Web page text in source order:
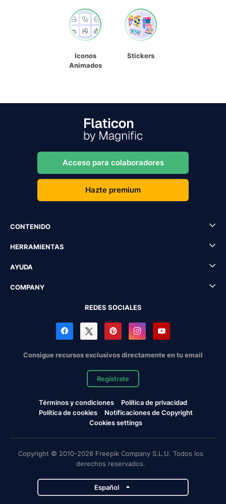
Iconos
Animados
Stickers
Acceso para colaboradores
Hazte premium
CONTENIDO
HERRAMIENTAS
AYUDA
COMPANY
REDES SOCIALES
Consigue recursos exclusivos directamente en tu email
Regístrate
Términos y condiciones
Política de privacidad
Política de cookies
Notificaciones de Copyright
Cookies settings
Copyright © 2010-2026 Freepik Company S.L.U. Todos los
derechos reservados.
Español